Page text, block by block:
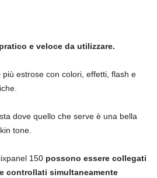
pratico e veloce da utilizzare.
estrose con colori, effetti, flash e
dove quello che serve è una bella
tone.
150 possono essere collegati
controllati simultaneamente